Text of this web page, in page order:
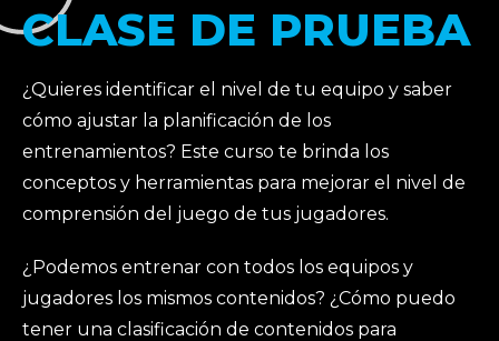
CLASE DE PRUEBA
¿Quieres identificar el nivel de tu equipo y saber
cómo ajustar la planificación de los
entrenamientos? Este curso te brinda los
conceptos y herramientas para mejorar el nivel de
comprensión del juego de tus jugadores.
¿Podemos entrenar con todos los equipos y
jugadores los mismos contenidos? ¿Cómo puedo
tener una clasificación de contenidos para